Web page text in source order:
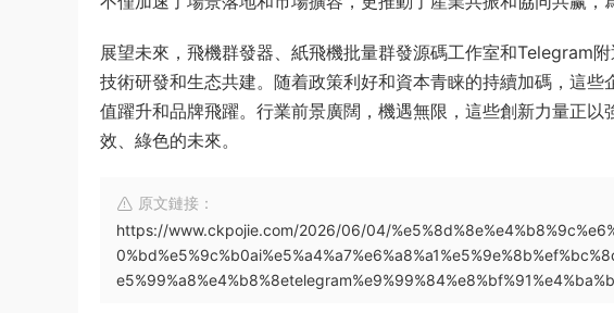
展望未來，飛機群發器、紙飛機批量群發源碼工作室和Telegram
技術研發和生态共建。随着政策利好和資本青睐的持續加碼，這
值躍升和品牌飛躍。行業前景廣闊，機遇無限，這些創新力量正
效、綠色的未來。
原文鏈接：
https://www.ckpojie.com/2026/06/04/